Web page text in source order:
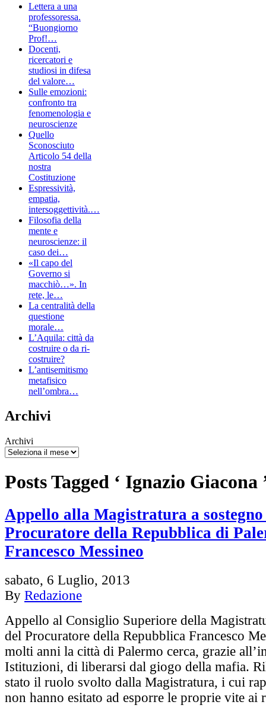
Lettera a una
professoressa.
“Buongiorno
Prof!…
Docenti,
ricercatori e
studiosi in difesa
del valore…
Sulle emozioni:
confronto tra
fenomenologia e
neuroscienze
Quello
Sconosciuto
Articolo 54 della
nostra
Costituzione
Espressività,
empatia,
intersoggettività.…
Filosofia della
mente e
neuroscienze: il
caso dei…
«Il capo del
Governo si
macchiò…». In
rete, le…
La centralità della
questione
morale…
L’Aquila: città da
costruire o da ri-
costruire?
L’antisemitismo
metafisico
nell’ombra…
Archivi
Archivi
Posts Tagged ‘ Ignazio Giacona
Appello alla Magistratura a sostegno
Procuratore della Repubblica di
Francesco Messineo
sabato, 6 Luglio, 2013
By Redazione
Appello al Consiglio Superiore della
del Procuratore della Repubblica Francesco
molti anni la città di Palermo cerca, grazie
Istituzioni, di liberarsi dal giogo della mafia.
stato il ruolo svolto dalla Magistratura, i cui
non hanno esitato ad esporre le proprie vite ai